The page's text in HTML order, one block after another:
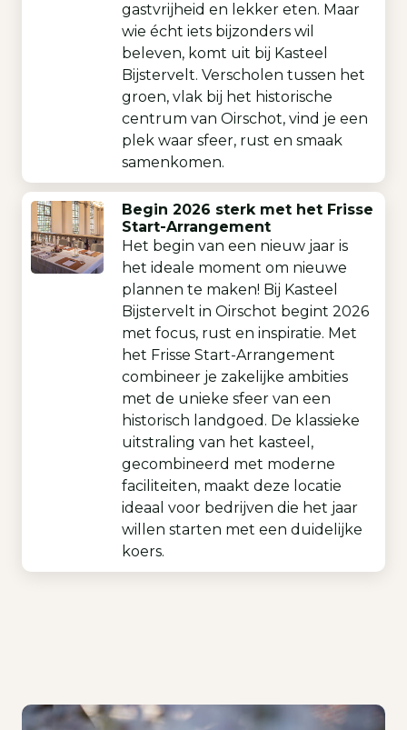
gastvrijheid en lekker eten. Maar
wie écht iets bijzonders wil
beleven, komt uit bij Kasteel
Bijstervelt. Verscholen tussen het
groen, vlak bij het historische
centrum van Oirschot, vind je een
plek waar sfeer, rust en smaak
samenkomen.
Begin 2026 sterk met het Frisse
Start-Arrangement
Het begin van een nieuw jaar is
het ideale moment om nieuwe
plannen te maken! Bij Kasteel
Bijstervelt in Oirschot begint 2026
met focus, rust en inspiratie. Met
het Frisse Start-Arrangement
combineer je zakelijke ambities
met de unieke sfeer van een
historisch landgoed. De klassieke
uitstraling van het kasteel,
gecombineerd met moderne
faciliteiten, maakt deze locatie
ideaal voor bedrijven die het jaar
willen starten met een duidelijke
koers.